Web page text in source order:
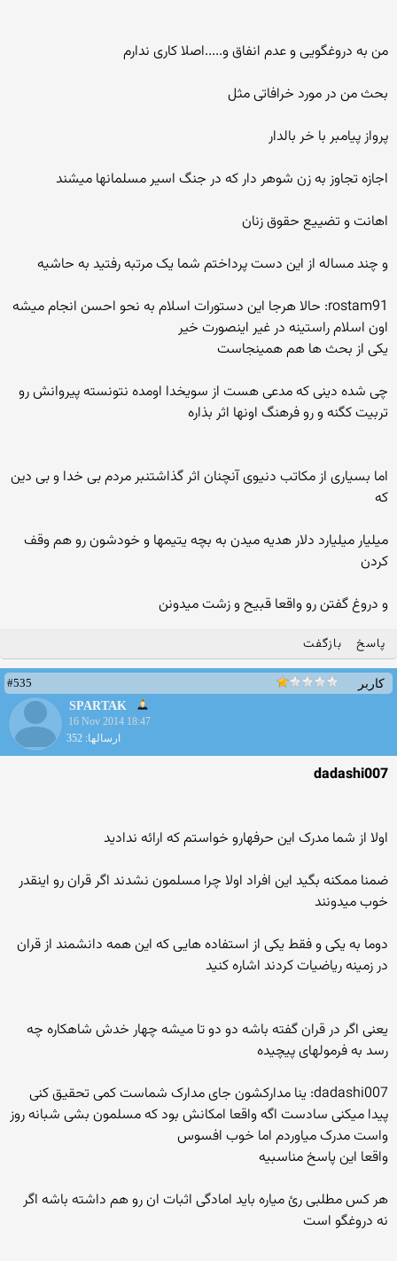
من به دروغگویی و عدم انفاق و.....اصلا کاری ندارم
بحث من در مورد خرافاتی مثل
پرواز پیامبر با خر بالدار
اجازه تجاوز به زن شوهر دار که در جنگ اسیر مسلمانها میشند
اهانت و تضییع حقوق زنان
و چند مساله از این دست پرداختم شما یک مرتبه رفتید به حاشیه
rostam91: حالا هرجا این دستورات اسلام به نحو احسن انجام میشه
اون اسلام راستینه در غیر اینصورت خیر
یکی از بحث ها هم همینجاست
چی شده دینی که مدعی هست از سویخدا اومده نتونسته پیروانش رو
تربیت کگنه و رو فرهنگ اونها اثر بذاره
اما بسیاری از مکاتب دنیوی آنچنان اثر گذاشتنبر مردم بی خدا و بی دین
که
میلیار میلیارد دلار هدیه میدن به بچه یتیمها و خودشون رو هم وقف
کردن
و دروغ گفتن رو واقعا قبیح و زشت میدونن
پاسخ بازگفت
کاربر
#535
SPARTAK
16 Nov 2014 18:47
ارسالها: 352
dadashi007
اولا از شما مدرک این حرفهارو خواستم که ارائه ندادید
ضمنا ممکنه بگید این افراد اولا چرا مسلمون نشدند اگر قران رو اینقدر
خوب میدونند
دوما به یکی و فقط یکی از استفاده هایی که این همه دانشمند از قران
در زمینه ریاضیات کردند اشاره کنید
یعنی اگر در قران گفته باشه دو دو تا میشه چهار خدش شاهکاره چه
رسد به فرمولهای پیچیده
dadashi007: ینا مدارکشون جای مدارک شماست کمی تحقیق کنی
پیدا میکنی سادست اگه واقعا امکانش بود که مسلمون بشی شبانه روز
واست مدرک میاوردم اما خوب افسوس
واقعا این پاسخ مناسبیه
هر کس مطلبی رئ میاره باید امادگی اثبات ان رو هم داشته باشه اگر
نه دروغگو است